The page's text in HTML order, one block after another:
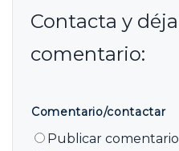
Comentario/contactar
Publicar comentario